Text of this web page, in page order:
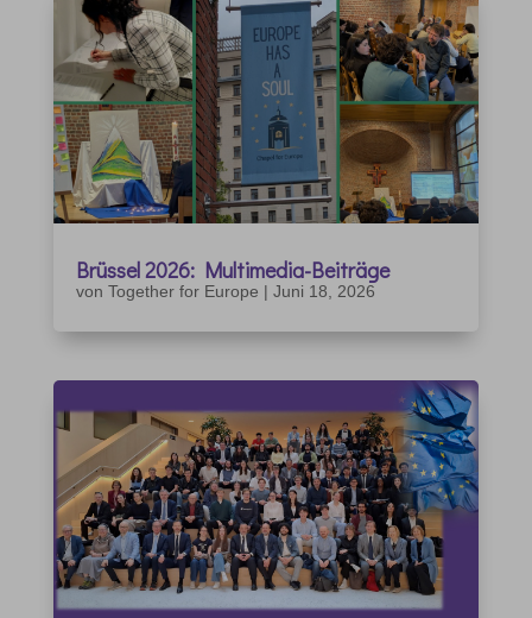
Brüssel 2026: Multimedia-Beiträge
von Together for Europe | Juni 18, 2026